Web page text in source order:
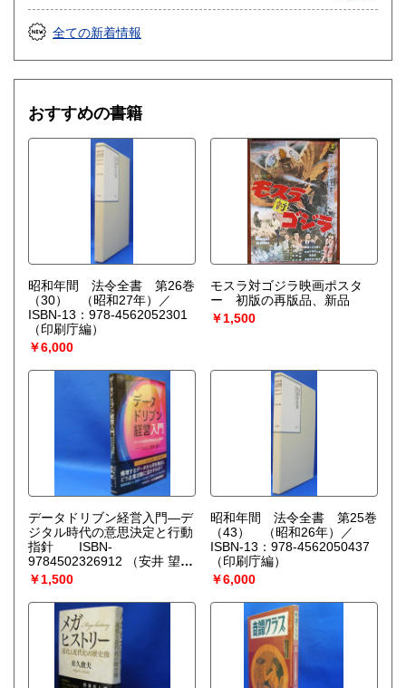
全ての新着情報
おすすめの書籍
昭和年間 法令全書 第26巻
（30） （昭和27年）／
ISBN-13：978-4562052301
（印刷庁編）
￥6,000
モスラ対ゴジラ映画ポスタ
ー 初版の再版品、新品
￥1,500
データドリブン経営入門―デ
ジタル時代の意思決定と行動
指針 ISBN-
9784502326912
（安井 望
【著】）
￥1,500
昭和年間 法令全書 第25巻
（43） （昭和26年）／
ISBN-13：978-4562050437
（印刷庁編）
￥6,000